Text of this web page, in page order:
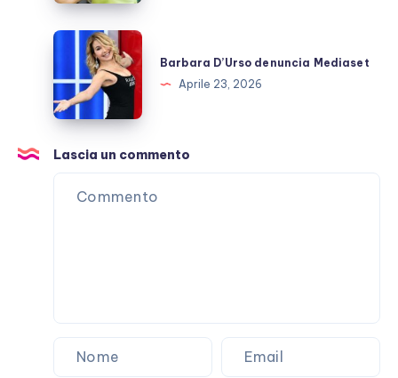
dopo
GFVip?
Barbara
D’Urso
denuncia
Mediaset
Barbara D’Urso denuncia Mediaset
Aprile 23, 2026
Lascia un commento